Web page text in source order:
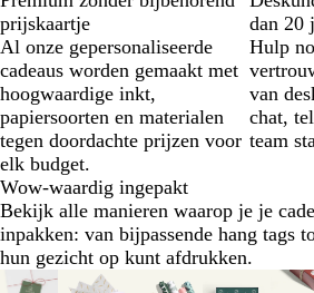
prijskaartje
Al onze gepersonaliseerde
cadeaus worden gemaakt met
hoogwaardige inkt,
papiersoorten en materialen
tegen doordachte prijzen voor
elk budget.
dan 20
Hulp
van
chat,
team
Wow-waardig ingepakt
Bekijk alle manieren waarop je je
inpakken: van bijpassende hang tags
hun gezicht op kunt afdrukken.
Dia's